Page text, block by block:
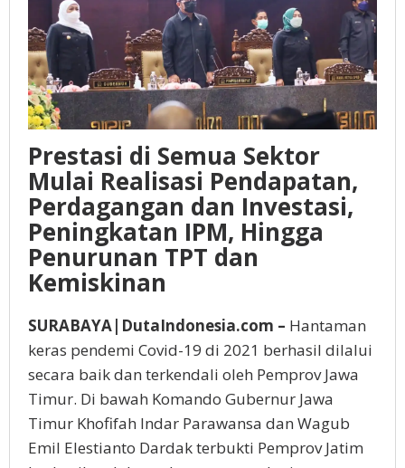
Prestasi di Semua Sektor
Mulai Realisasi Pendapatan,
Perdagangan dan Investasi,
Peningkatan IPM, Hingga
Penurunan TPT dan
Kemiskinan
SURABAYA|DutaIndonesia.com – Hantaman
keras pendemi Covid-19 di 2021 berhasil dilalui
secara baik dan terkendali oleh Pemprov Jawa
Timur. Di bawah Komando Gubernur Jawa
Timur Khofifah Indar Parawansa dan Wagub
Emil Elestianto Dardak terbukti Pemprov Jatim